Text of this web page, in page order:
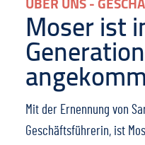
Moser ist
Generation
Mit der Ernennung von
Geschäftsführerin, ist